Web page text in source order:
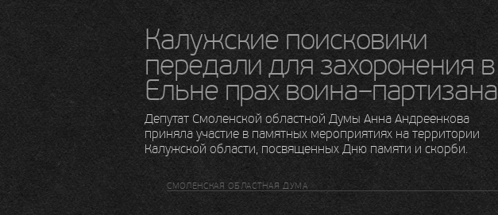
Калужские поисковики
передали для захоронения в
Ельне прах воина–партизана
Депутат Смоленской областной Думы Анна Андреенкова
приняла участие в памятных мероприятиях на территории
Калужской области, посвященных Дню памяти и скорби.
СМОЛЕНСКАЯ ОБЛАСТНАЯ ДУМА